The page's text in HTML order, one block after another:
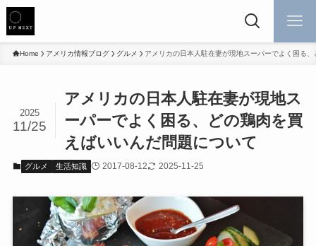
Home アメリカ情報ブログ グルメ アメリカの日本人駐在妻が現地スーパーでよく困る
アメリカの日本人駐在妻が現地ス
ーパーでよく困る、どの鶏肉を買
えばいいんだ問題について
2025
11/25
グルメ 生活知識 2017-08-12 2025-11-25